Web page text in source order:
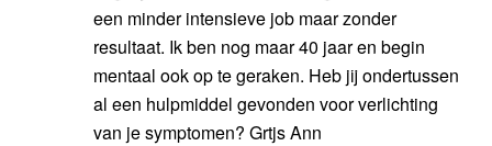
een minder intensieve job maar zonder
resultaat. Ik ben nog maar 40 jaar en begin
mentaal ook op te geraken. Heb jij ondertussen
al een hulpmiddel gevonden voor verlichting
van je symptomen? Grtjs Ann